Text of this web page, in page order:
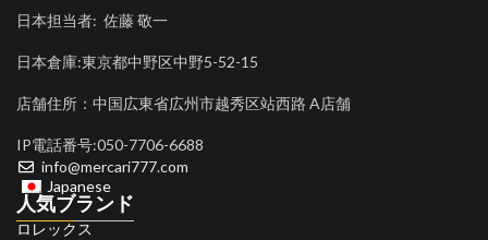
日本担当者: 佐藤 敬一
日本倉庫:東京都中野区中野5-52-15
店舗住所：中国広東省広州市越秀区站西路 A店舗
IP電話番号:050-7706-6688
info@mercari777.com
Japanese
人気ブランド
ロレックス